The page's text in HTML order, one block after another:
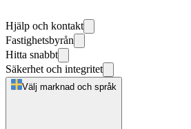
Hjälp och kontakt
Fastighetsbyrån
Hitta snabbt
Säkerhet och integritet
Välj marknad och språk